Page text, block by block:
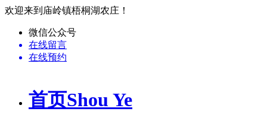
欢迎来到庙岭镇梧桐湖农庄！
微信公众号
在线留言
在线预约
首页Shou Ye